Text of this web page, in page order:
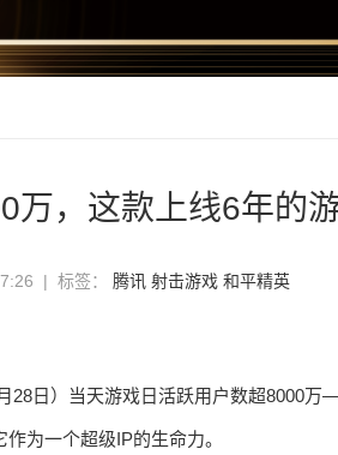
万，这款上线6年的
| 标签： 腾讯 射击游戏 和平精英
28日）当天游戏日活跃用户数超8000
为一个超级IP的生命力。